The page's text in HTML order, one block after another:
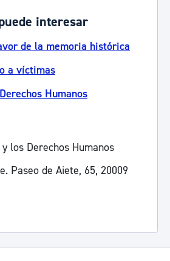
interesar
de la memoria histórica
a víctimas
Humanos
los Derechos Humanos
Paseo de Aiete, 65, 20009